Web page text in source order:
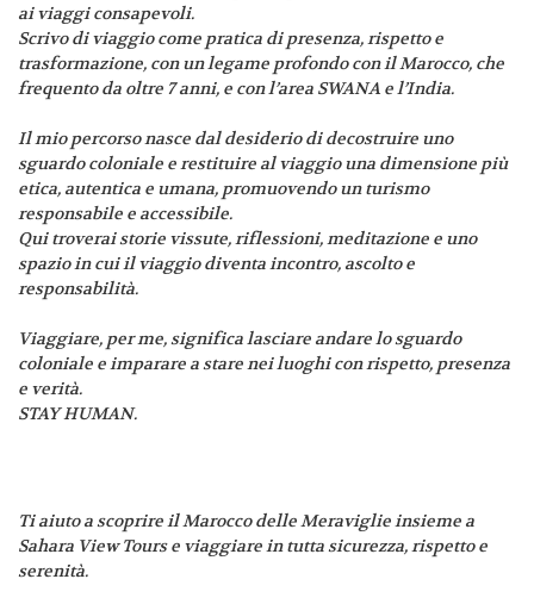
ai viaggi consapevoli.
Scrivo di viaggio come pratica di presenza, rispetto e
trasformazione, con un legame profondo con il Marocco, che
frequento da oltre 7 anni, e con l’area SWANA e l’India.
Il mio percorso nasce dal desiderio di decostruire uno
sguardo coloniale e restituire al viaggio una dimensione più
etica, autentica e umana, promuovendo un turismo
responsabile e accessibile.
Qui troverai storie vissute, riflessioni, meditazione e uno
spazio in cui il viaggio diventa incontro, ascolto e
responsabilità.
Viaggiare, per me, significa lasciare andare lo sguardo
coloniale e imparare a stare nei luoghi con rispetto, presenza
e verità.
STAY HUMAN.
Ti aiuto a scoprire il Marocco delle Meraviglie insieme a
Sahara View Tours e viaggiare in tutta sicurezza, rispetto e
serenità.